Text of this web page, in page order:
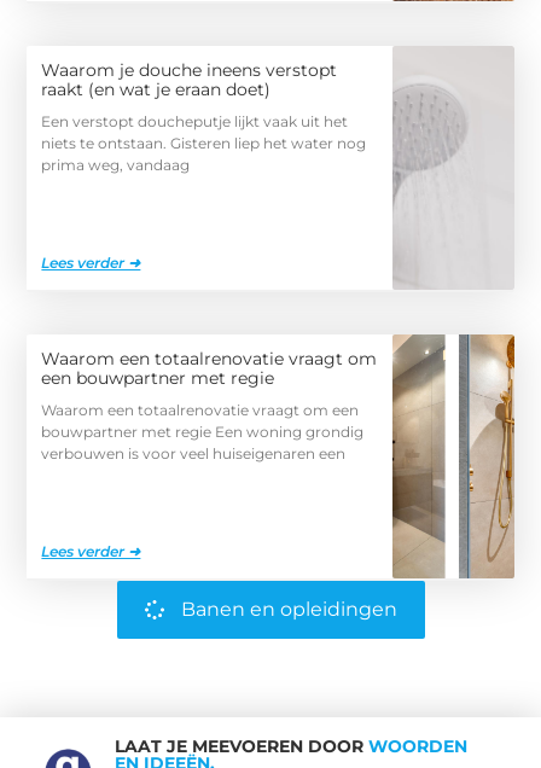
Waarom je douche ineens verstopt
raakt (en wat je eraan doet)
Een verstopt doucheputje lijkt vaak uit het
niets te ontstaan. Gisteren liep het water nog
prima weg, vandaag
Lees verder ➜
Waarom een totaalrenovatie vraagt om
een bouwpartner met regie
Waarom een totaalrenovatie vraagt om een
bouwpartner met regie Een woning grondig
verbouwen is voor veel huiseigenaren een
Lees verder ➜
Banen en opleidingen
LAAT JE MEEVOEREN DOOR WOORDEN